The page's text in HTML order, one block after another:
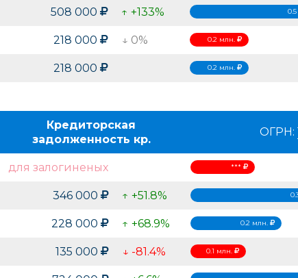
508 000 ↑ +133%
218 000 ↓ 0% 0.2 млн.
218 000 0.2 млн.
Кредиторская
задолженность кр.
ОГРН:
для залогиненых ***
346 000 ↑ +51.8%
228 000 ↑ +68.9% 0.2 млн.
135 000 ↓ -81.4% 0.1 млн.